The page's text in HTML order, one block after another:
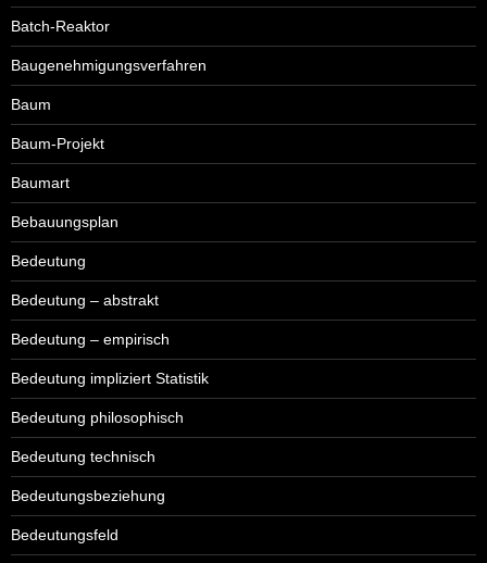
Batch-Reaktor
Baugenehmigungsverfahren
Baum
Baum-Projekt
Baumart
Bebauungsplan
Bedeutung
Bedeutung – abstrakt
Bedeutung – empirisch
Bedeutung impliziert Statistik
Bedeutung philosophisch
Bedeutung technisch
Bedeutungsbeziehung
Bedeutungsfeld